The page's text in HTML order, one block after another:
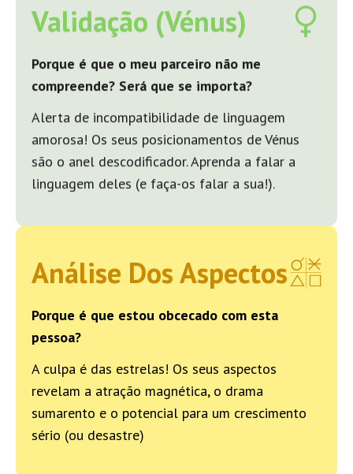
Validação (Vénus)
Porque é que o meu parceiro não me
compreende? Será que se importa?
Alerta de incompatibilidade de linguagem
amorosa! Os seus posicionamentos de Vénus
são o anel descodificador. Aprenda a falar a
linguagem deles (e faça-os falar a sua!).
Análise Dos Aspectos
Porque é que estou obcecado com esta
pessoa?
A culpa é das estrelas! Os seus aspectos
revelam a atração magnética, o drama
sumarento e o potencial para um crescimento
sério (ou desastre)